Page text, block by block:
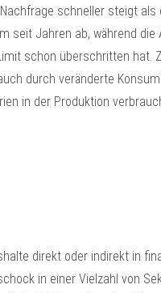
schneller steigt als
seit Jahren ab, während die
schon überschritten hat.
durch veränderte
in der Produktion
direkt oder indirekt in
in einer Vielzahl von